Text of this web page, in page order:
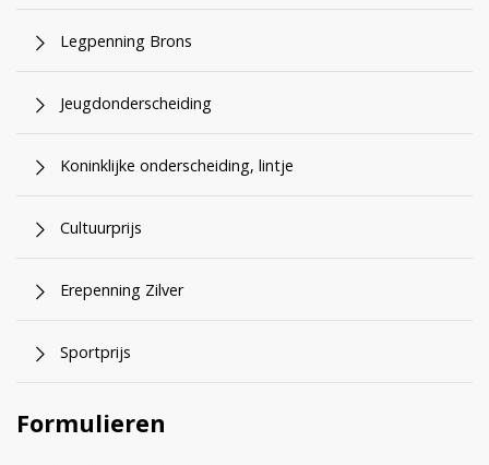
Legpenning Brons
Jeugdonderscheiding
Koninklijke onderscheiding, lintje
Cultuurprijs
Erepenning Zilver
Sportprijs
Formulieren